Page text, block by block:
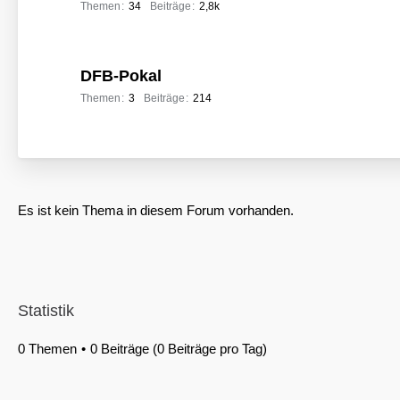
Themen 34 Beiträge 2,8k
DFB-Pokal
Themen 3 Beiträge 214
Es ist kein Thema in diesem Forum vorhanden.
Statistik
0 Themen 0 Beiträge (0 Beiträge pro Tag)